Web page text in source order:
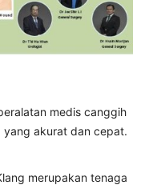
medis canggih
yang akurat dan cepat.
merupakan tenaga